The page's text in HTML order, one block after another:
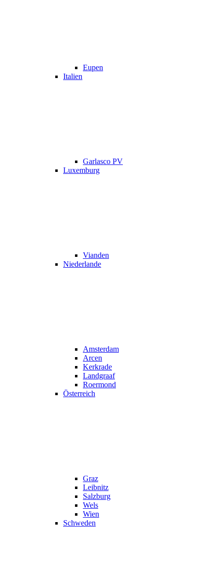
Eupen
Italien
Garlasco PV
Luxemburg
Vianden
Niederlande
Amsterdam
Arcen
Kerkrade
Landgraaf
Roermond
Österreich
Graz
Leibnitz
Salzburg
Wels
Wien
Schweden